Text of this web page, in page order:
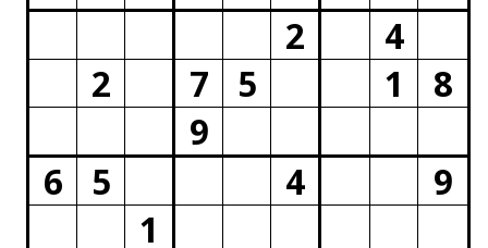
2
4
2
7 5 1
8
9
6
5 4
9
1